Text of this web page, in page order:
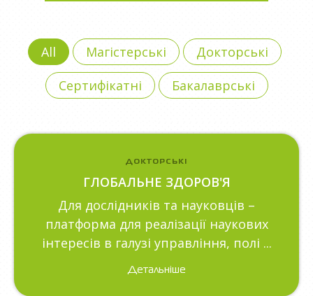
All Магістерські
Докторські
Сертифікатні
Бакалаврські
ДОКТОРСЬКІ
ГЛОБАЛЬНЕ ЗДОРОВ'Я
Для дослідників та науковців –
платформа для реалізації наукових
інтересів в галузі управління, полі ...
Детальніше